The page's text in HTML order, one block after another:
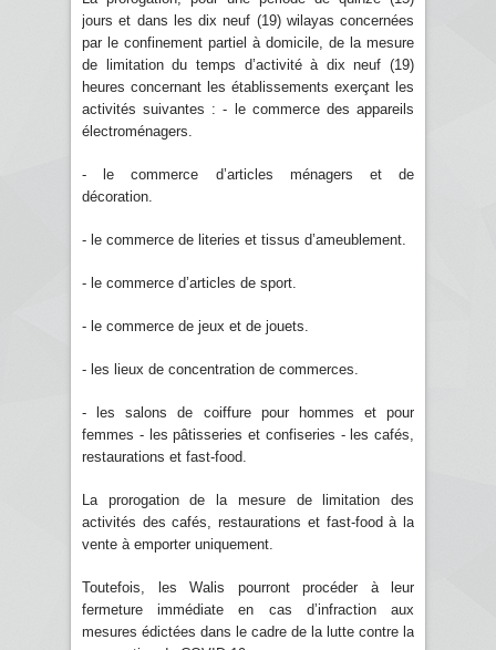
jours et dans les dix neuf (19) wilayas concernées
par le confinement partiel à domicile, de la mesure
de limitation du temps d’activité à dix neuf (19)
heures concernant les établissements exerçant les
activités suivantes : - le commerce des appareils
électroménagers.
- le commerce d’articles ménagers et de
décoration.
- le commerce de literies et tissus d’ameublement.
- le commerce d’articles de sport.
- le commerce de jeux et de jouets.
- les lieux de concentration de commerces.
- les salons de coiffure pour hommes et pour
femmes - les pâtisseries et confiseries - les cafés,
restaurations et fast-food.
La prorogation de la mesure de limitation des
activités des cafés, restaurations et fast-food à la
vente à emporter uniquement.
Toutefois, les Walis pourront procéder à leur
fermeture immédiate en cas d’infraction aux
mesures édictées dans le cadre de la lutte contre la